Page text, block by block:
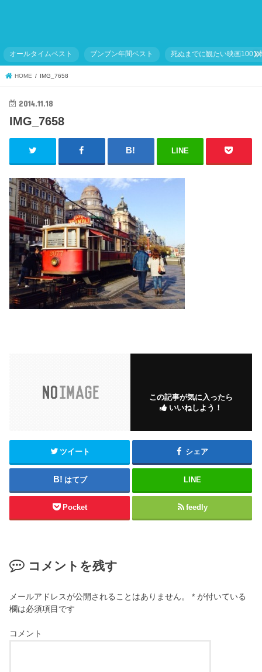
オールタイムベスト ブンブン年間ベスト 死ぬまでに観たい映画1001
HOME IMG_7658
2014.11.18
IMG_7658
LINE
この記事が気に入ったら
いいねしよう！
ツイート シェア
はてブ LINE
Pocket feedly
コメントを残す
メールアドレスが公開されることはありません。 * が付いている
欄は必須項目です
コメント